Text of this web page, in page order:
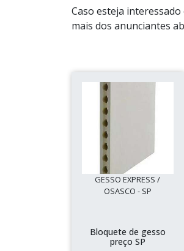
Caso esteja
mais dos anunciantes
GESSO EXPRESS /
OSASCO - SP
Bloquete de gesso
preço SP